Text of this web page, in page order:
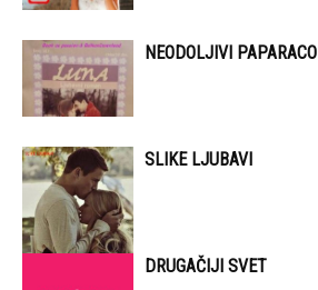
NEODOLJIVI PAPARACO
SLIKE LJUBAVI
DRUGAČIJI SVET